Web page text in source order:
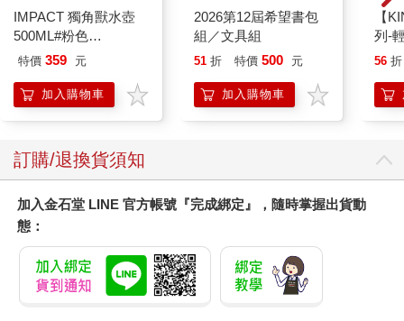
IMPACT 獨角獸水壺
500ML#粉色
IM00B11PK
特價 359 元
加入購物車
2026第12屆希望書包
組／文具組
51 折 特價 500 元
加入購物車
【
列-
平
56 折
訂購/退換貨須知
加入金石堂 LINE 官方帳號『完成綁定』，隨時掌握出貨動
態：